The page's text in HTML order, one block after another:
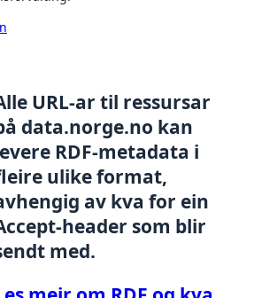
URL-ar til ressursar
data.norge.no kan
RDF-metadata i
ulike format,
av kva for ein
header som blir
med.